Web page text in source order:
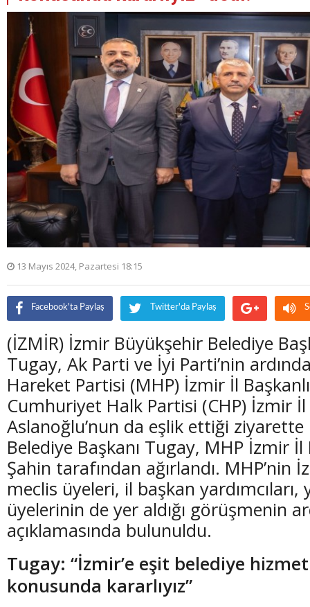
13 Mayıs 2024, Pazartesi 18:15
Facebook'ta Paylaş Twitter'da Paylaş
(İZMİR) İzmir Büyükşehir Belediye
Tugay, Ak Parti ve İyi Parti’nin
Hareket Partisi (MHP) İzmir İl
Cumhuriyet Halk Partisi (CHP) İzmir İl
Aslanoğlu’nun da eşlik ettiği
Belediye Başkanı Tugay, MHP İzmir İl
Şahin tarafından ağırlandı. MHP’nin
meclis üyeleri, il başkan
üyelerinin de yer aldığı görüşmenin
açıklamasında bulunuldu.
Tugay: “İzmir’e eşit belediye
konusunda kararlıyız”